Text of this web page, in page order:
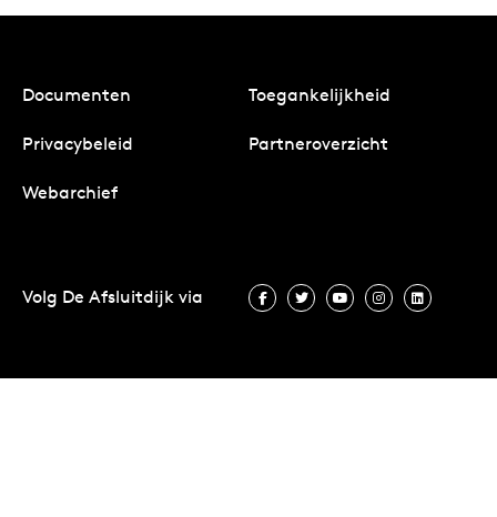
Documenten Toegankelijkheid
Privacybeleid Partneroverzicht
Webarchief
Volg De Afsluitdijk via Volg De Afsluitdijk via Facebook
Volg De Afsluitdijk via
Volg De Afsluitdijk via
Volg De